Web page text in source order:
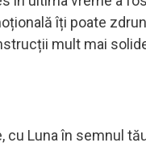
îți poate
mult mai
cu Luna în semnul